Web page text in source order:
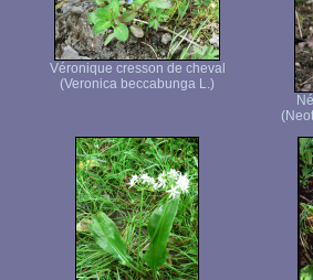
Véronique cresson de cheval
(Veronica beccabunga L.)